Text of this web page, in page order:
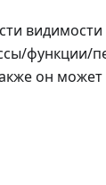
видимости
функции/
он